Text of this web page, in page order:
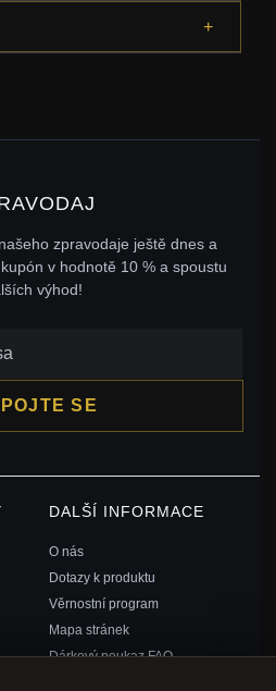
zpravodaje ještě dnes a
v hodnotě 10 % a spoustu
výhod!
SE
DALŠÍ INFORMACE
O nás
Dotazy k produktu
Věrnostní program
Mapa stránek
Dárkový poukaz FAQ